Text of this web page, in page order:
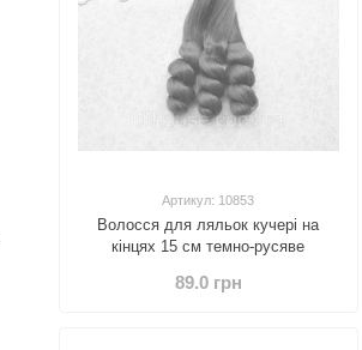
Артикул: 10853
Волосся для ляльок кучері на
кінцях 15 см темно-русяве
89.0 грн